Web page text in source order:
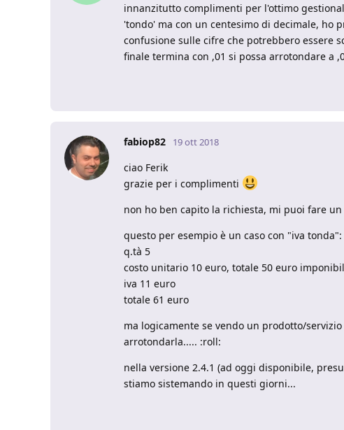
innanzitutto complimenti per l'ottimo
'tondo' ma con un centesimo di decimale, ho
confusione sulle cifre che potrebbero essere
finale termina con ,01 si possa arrotondare a
fabiop82 19 ott 2018
ciao Ferik
grazie per i complimenti
non ho ben capito la richiesta, mi puoi fare
questo per esempio è un caso con "iva tonda":
q.tà 5
costo unitario 10 euro, totale 50 euro
iva 11 euro
totale 61 euro
ma logicamente se vendo un prodotto/
arrotondarla..... :roll:
nella versione 2.4.1 (ad oggi disponibile,
stiamo sistemando in questi giorni...